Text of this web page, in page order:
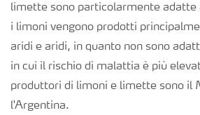
limette sono particolarmente adatte
i limoni vengono prodotti
aridi e aridi, in quanto non sono
in cui il rischio di malattia è più
produttori di limoni e limette sono il
l'Argentina.